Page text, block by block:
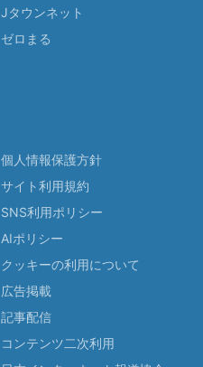
Jタウンネット
ゼロまる
個人情報保護方針
サイト利用規約
SNS利用ポリシー
AIポリシー
クッキーの利用について
広告掲載
記事配信
コンテンツ二次利用